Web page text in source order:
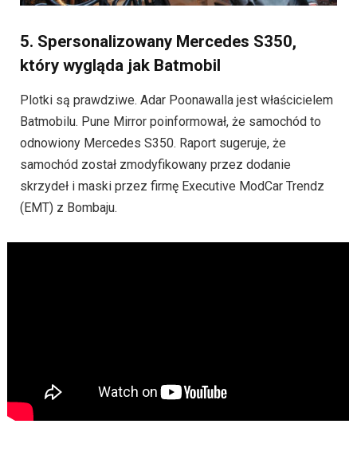
5. Spersonalizowany Mercedes S350,
który wygląda jak Batmobil
Plotki są prawdziwe. Adar Poonawalla jest właścicielem
Batmobilu. Pune Mirror poinformował, że samochód to
odnowiony Mercedes S350. Raport sugeruje, że
samochód został zmodyfikowany przez dodanie
skrzydeł i maski przez firmę Executive ModCar Trendz
(EMT) z Bombaju.